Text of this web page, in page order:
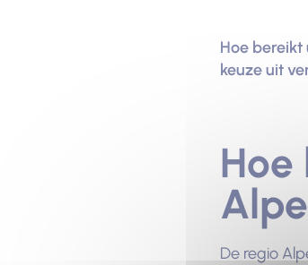
Hoe bereikt
keuze uit
De regio